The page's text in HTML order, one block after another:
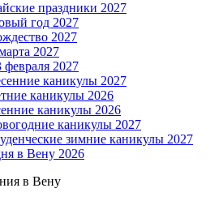
праздники 2027
год 2027
2027
2027
2027
каникулы 2027
каникулы 2026
каникулы 2026
каникулы 2027
зимние каникулы 2027
в Вену 2026
в Вену